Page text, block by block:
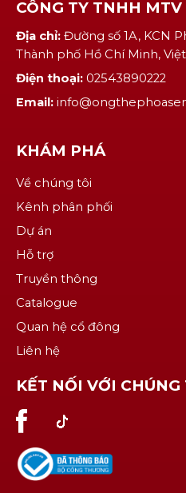
CÔNG TY TNHH
Địa chỉ: Đường số 1A, KCN
Thành phố Hồ Chí Minh,
Điện thoại: 02543890222
Email:
KHÁM PHÁ
Về chúng tôi
Kênh phân phối
Dự án
Hỗ trợ
Truyền thông
Catalogue
Quan hệ cổ đông
Liên hệ
KẾT NỐI VỚI CHÚNG